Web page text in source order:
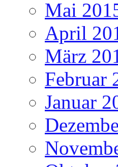
Mai
April
März
Februar
Januar